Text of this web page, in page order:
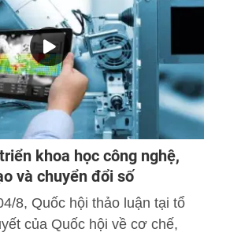
khoa học công nghệ,
và chuyển đổi số
8, Quốc hội thảo luận tại tổ
của Quốc hội về cơ chế,